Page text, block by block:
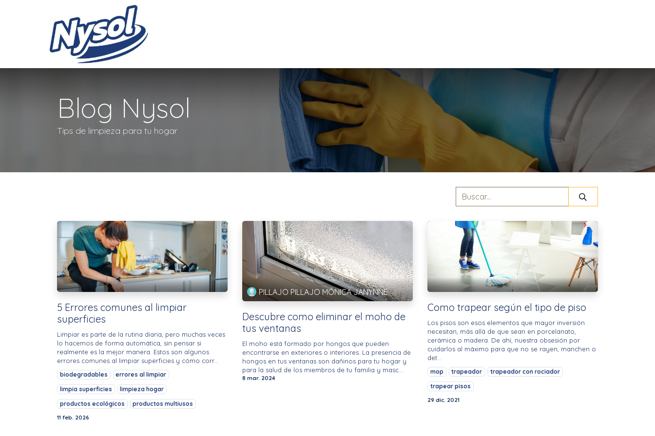
Blog Nysol
Tips de limpieza para tu hogar
5 Errores comunes al limpiar
superficies
Limpiar es parte de la rutina diaria, pero muchas veces
lo hacemos de forma automática, sin pensar si
realmente es la mejor manera. Estos son algunos
errores comunes al limpiar superficies y cómo corr...
biodegradables
errores al limpiar
limpia superficies
limpieza hogar
productos ecológicos
productos multiusos
11 feb. 2026
PILLAJO PILLAJO MÓNICA JANYNNE
Descubre como eliminar el moho de
tus ventanas
El moho está formado por hongos que pueden
encontrarse en exteriores o interiores. La presencia de
hongos en tus ventanas son dañinos para tu hogar y
para la salud de los miembros de tu familia y masc...
8 mar. 2024
Como trapear según el tipo de piso
Los pisos son esos elementos que mayor inversión
necesitan, más allá de que sean en porcelanato,
cerámica o madera. De ahí, nuestra obsesión por
cuidarlos al máximo para que no se rayen, manchen o
det...
mop trapeador
trapeador con rociador
trapear pisos
29 dic. 2021